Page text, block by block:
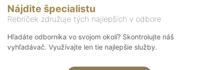
Nájdite špecialistu
Rebríček združuje tých najlepších v odbore
Hľadáte odborníka vo svojom okolí? Skontrolujte náš
vyhľadávač. Využívajte len tie najlepšie služby.